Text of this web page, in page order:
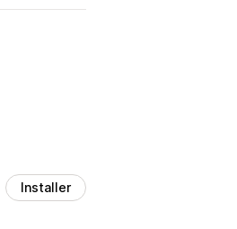
Installer